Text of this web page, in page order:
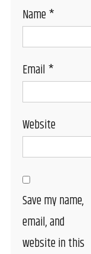
Name*
Email*
Website
Save my name,
email, and
website in this